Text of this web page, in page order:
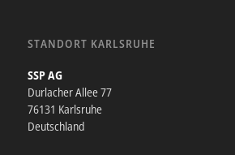
STANDORT KARLSRUHE
SSP AG
Durlacher Allee 77
76131 Karlsruhe
Deutschland